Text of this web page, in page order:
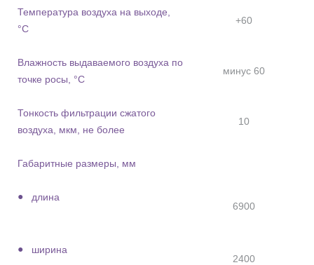
Температура воздуха на выходе,
°С
+60
Влажность выдаваемого воздуха по
точке росы, °С
минус 60
Тонкость фильтрации сжатого
воздуха, мкм, не более
10
Габаритные размеры, мм
длина
6900
ширина
2400